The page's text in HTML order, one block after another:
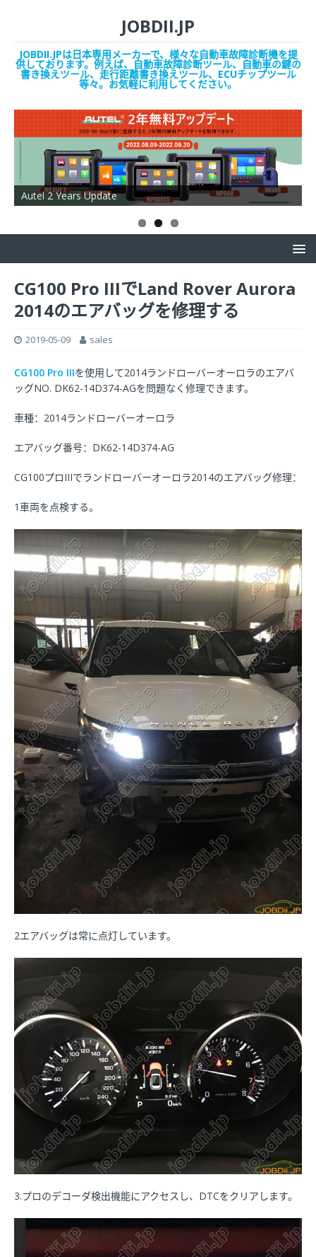
JOBDII.JP
JOBDII.JPは日本専用メーカーで、様々な自動車故障診断機を提
供しております。例えば、自動車故障診断ツール、自動車の鍵の
書き換えツール、走行距離書き換えツール、ECUチップツール
等々。お気軽に利用してください。
OBDSTAR ISCAN Japan
CG100 Pro IIIでLand Rover Aurora
2014のエアバッグを修理する
2019-05-09 sales
CG100 Pro IIIを使用して2014ランドローバーオーロラのエアバ
ッグNO. DK62-14D374-AGを問題なく修理できます。
車種：2014ランドローバーオーロラ
エアバッグ番号：DK62-14D374-AG
CG100プロIIIでランドローバーオーロラ2014のエアバッグ修理：
1車両を点検する。
2エアバッグは常に点灯しています。
3.プロのデコーダ検出機能にアクセスし、DTCをクリアします。